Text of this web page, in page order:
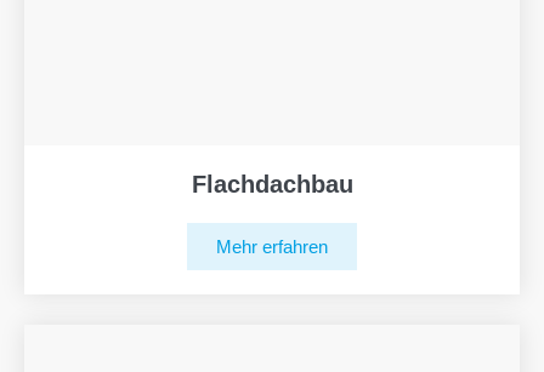
Flachdachbau
Mehr erfahren